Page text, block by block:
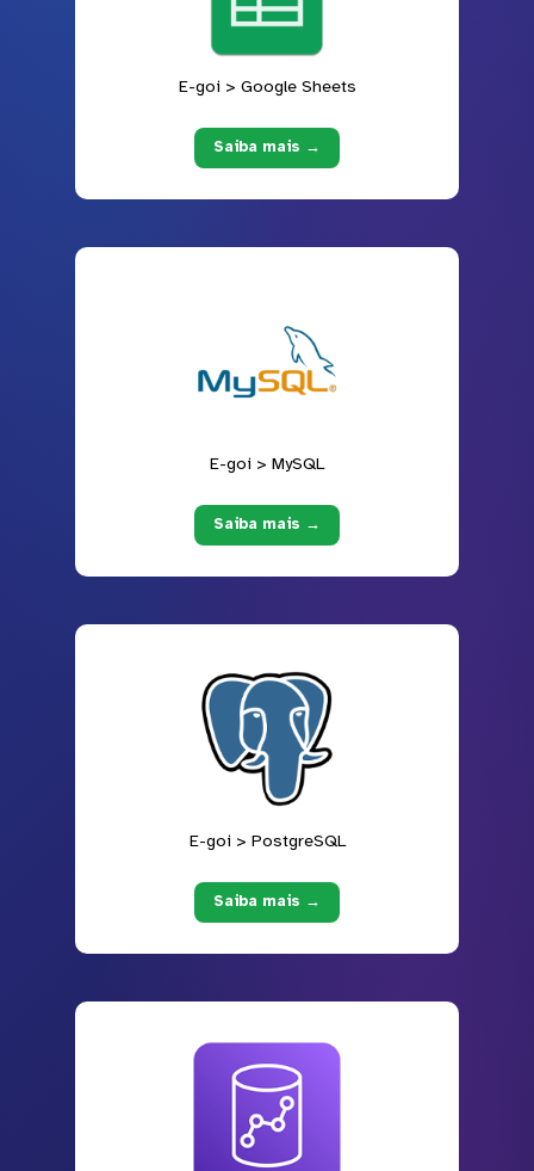
E-goi > Google Sheets
Saiba mais →
E-goi > MySQL
Saiba mais →
E-goi > PostgreSQL
Saiba mais →